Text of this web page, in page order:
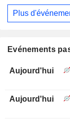
Plus
Evénements
Aujourd'hui
Aujourd'hui